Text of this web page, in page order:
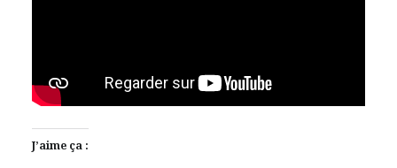
J’aime ça :